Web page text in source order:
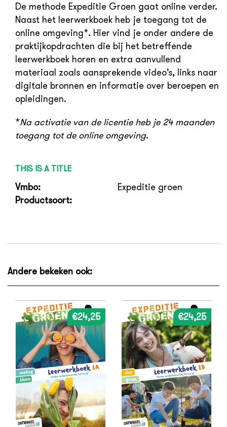
De methode Expeditie Groen gaat online verder.
Naast het leerwerkboek heb je toegang tot de
online omgeving*. Hier vind je onder andere de
praktijkopdrachten die bij het betreffende
leerwerkboek horen en extra aanvullend
materiaal zoals aansprekende video’s, links naar
digitale bronnen en informatie over beroepen en
opleidingen.
*Na activatie van de licentie heb je 24 maanden
toegang tot de online omgeving.
THIS IS A TITLE
Vmbo:
Expeditie groen
Productsoort:
Andere bekeken ook:
€24,25 €24,25